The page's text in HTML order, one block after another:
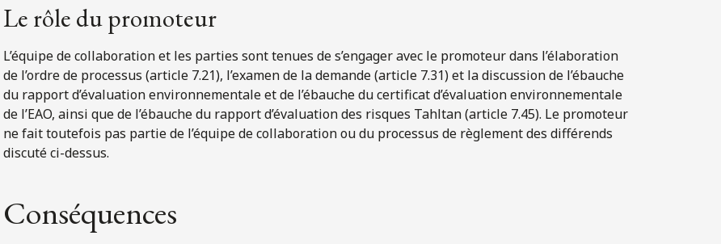
Le rôle du promoteur
L’équipe de collaboration et les parties sont tenues de s’engager avec le promoteur dans l’élaboration
de l’ordre de processus (article 7.21), l’examen de la demande (article 7.31) et la discussion de l’ébauche
du rapport d’évaluation environnementale et de l’ébauche du certificat d’évaluation environnementale
de l’EAO, ainsi que de l’ébauche du rapport d’évaluation des risques Tahltan (article 7.45). Le promoteur
ne fait toutefois pas partie de l’équipe de collaboration ou du processus de règlement des différends
discuté ci-dessus.
Conséquences